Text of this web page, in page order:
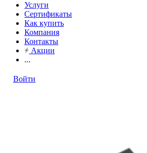
Услуги
Сертификаты
Как купить
Компания
Контакты
Акции
...
Войти